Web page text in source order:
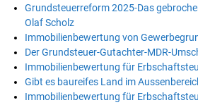
Grundsteuerreform 2025-Das
Olaf Scholz
Immobilienbewertung von
Der Grundsteuer-Gutachter-MDR-
Immobilienbewertung für
Gibt es baureifes Land im
Immobilienbewertung für